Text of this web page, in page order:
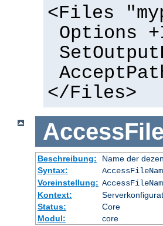
<Files
Options
</Files>
Beschreibung:
Name der
Syntax:
Voreinstellung:
Kontext:
Status:
Core
Modul:
core